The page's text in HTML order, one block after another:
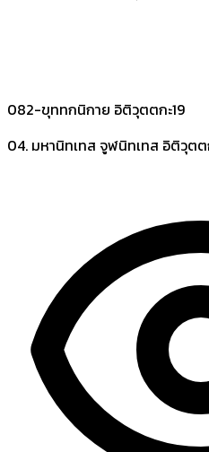
082-ขุททกนิกาย อิติวุตตกะ19
04. มหานิทเทส จูฬนิทเทส อิติวุตต